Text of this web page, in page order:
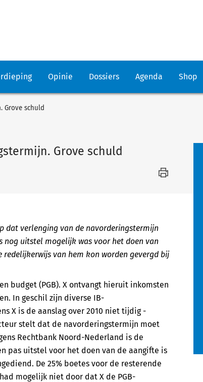
Opinie Dossiers Agenda Shop
Grove schuld
Grove schuld
dat verlenging van de navorderingstermijn
uitstel mogelijk was voor het doen van
van hem kon worden gevergd bij
budget (PGB). X ontvangt hieruit inkomsten
In geschil zijn diverse IB-
X is de aanslag over 2010 niet tijdig -
stelt dat de navorderingstermijn moet
Rechtbank Noord-Nederland is de
pas uitstel voor het doen van de aangifte is
De 25% boetes voor de resterende
mogelijk niet door dat X de PGB-